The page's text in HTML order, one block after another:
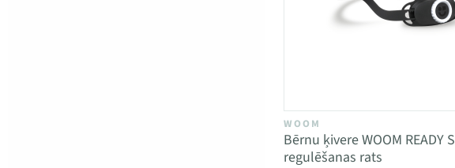
WOOM
Bērnu ķivere WOOM READY S
regulēšanas rats